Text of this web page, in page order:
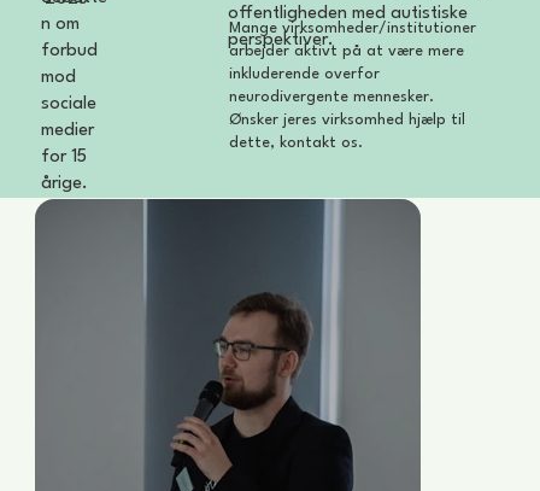
Mange virksomheder/institutioner
arbejder aktivt på at være mere
inkluderende overfor
neurodivergente mennesker.
Ønsker jeres virksomhed hjælp til
dette, kontakt os.
offentligheden med autistiske
perspektiver.
n om
forbud
mod
sociale
medier
for 15
årige.